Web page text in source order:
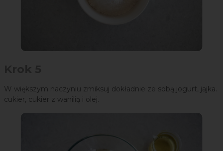
W większym naczyniu zmiksuj dokładnie ze sobą jogurt, jajka.
cukier, cukier z wanilią i olej.